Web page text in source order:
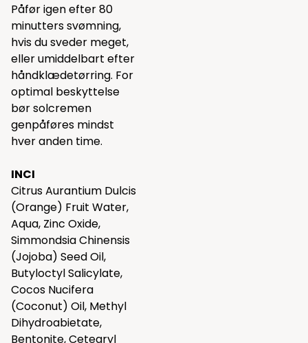
Påfør igen efter 80
minutters svømning,
hvis du sveder meget,
eller umiddelbart efter
håndklædetørring. For
optimal beskyttelse
bør solcremen
genpåføres mindst
hver anden time.
INCI
Citrus Aurantium Dulcis
(Orange) Fruit Water,
Aqua, Zinc Oxide,
Simmondsia Chinensis
(Jojoba) Seed Oil,
Butyloctyl Salicylate,
Cocos Nucifera
(Coconut) Oil, Methyl
Dihydroabietate,
Bentonite, Cetearyl